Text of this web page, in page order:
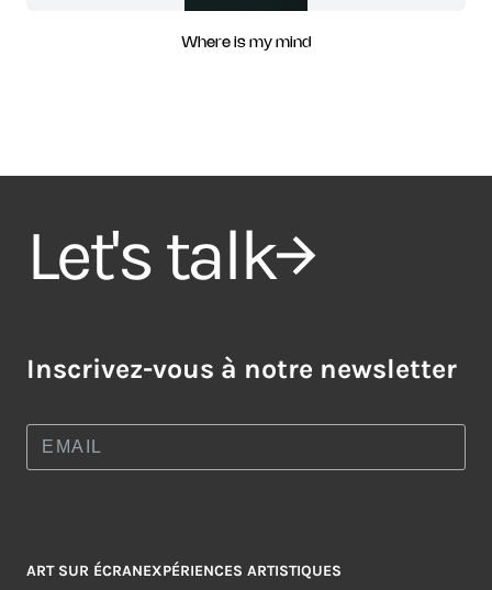
Where is my mind
Let's talk
Inscrivez-vous à notre newsletter
ART SUR ÉCRANEXPÉRIENCES ARTISTIQUES